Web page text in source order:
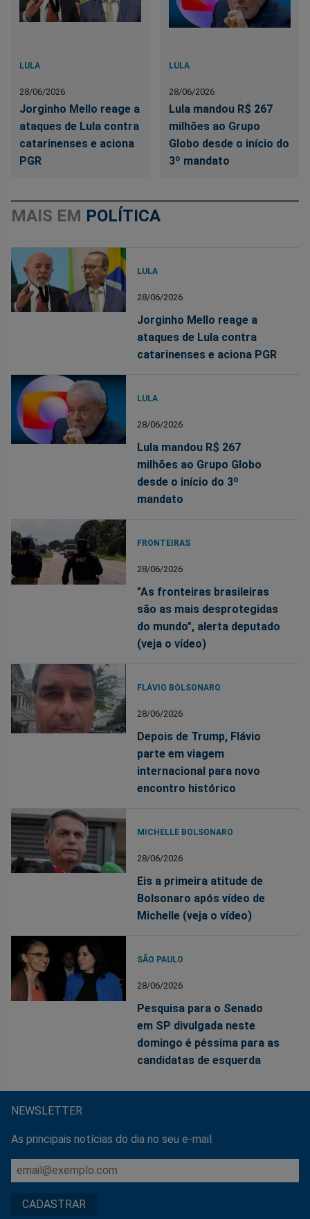
LULA
28/06/2026
Jorginho Mello reage a
ataques de Lula contra
catarinenses e aciona
PGR
LULA
28/06/2026
Lula mandou R$ 267
milhões ao Grupo
Globo desde o início do
3º mandato
MAIS EM POLÍTICA
LULA
28/06/2026
Jorginho Mello reage a
ataques de Lula contra
catarinenses e aciona PGR
LULA
28/06/2026
Lula mandou R$ 267
milhões ao Grupo Globo
desde o início do 3º
mandato
FRONTEIRAS
28/06/2026
"As fronteiras brasileiras
são as mais desprotegidas
do mundo", alerta deputado
(veja o vídeo)
FLÁVIO BOLSONARO
28/06/2026
Depois de Trump, Flávio
parte em viagem
internacional para novo
encontro histórico
MICHELLE BOLSONARO
28/06/2026
Eis a primeira atitude de
Bolsonaro após vídeo de
Michelle (veja o vídeo)
SÃO PAULO
28/06/2026
Pesquisa para o Senado
em SP divulgada neste
domingo é péssima para as
candidatas de esquerda
NEWSLETTER
As principais notícias do dia no seu e-mail.